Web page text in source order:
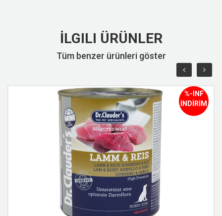
İLGILI ÜRÜNLER
Tüm benzer ürünleri göster
%-INF
İNDİRİM